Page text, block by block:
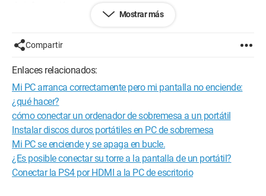
alimentación de 5V-0.85A a diferencia del de mi fijo que
funciona con 5V, 12V-0.98A.
Sabiendo que los conectores de alimentación "encajan"
correctamente, ¿puedo conectarlo sin arriesgarme a una
sobretensión o es imposible?
Aquí hay dos enlaces: el primero sobre los conectores de mi
ordenador de sobremesa y el segundo sobre los datos de mi
disco duro.
http://support.feelpcs.com/pc-
Mostrar más
Compartir
Enlaces relacionados:
Mi PC arranca correctamente pero mi pantalla no enciende:
¿qué hacer?
cómo conectar un ordenador de sobremesa a un portátil
Instalar discos duros portátiles en PC de sobremesa
Mi PC se enciende y se apaga en bucle.
¿Es posible conectar su torre a la pantalla de un portátil?
Conectar la PS4 por HDMI a la PC de escritorio